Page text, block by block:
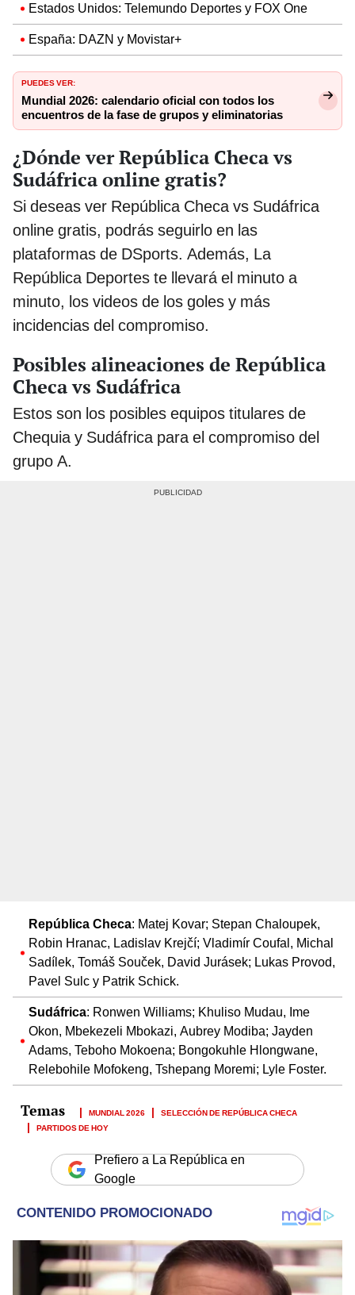
Estados Unidos: Telemundo Deportes y FOX One
España: DAZN y Movistar+
PUEDES VER:
Mundial 2026: calendario oficial con todos los
encuentros de la fase de grupos y eliminatorias
¿Dónde ver República Checa vs
Sudáfrica online gratis?
Si deseas ver República Checa vs Sudáfrica
online gratis, podrás seguirlo en las
plataformas de DSports. Además, La
República Deportes te llevará el minuto a
minuto, los videos de los goles y más
incidencias del compromiso.
Posibles alineaciones de República
Checa vs Sudáfrica
Estos son los posibles equipos titulares de
Chequia y Sudáfrica para el compromiso del
grupo A.
República Checa: Matej Kovar; Stepan Chaloupek,
Robin Hranac, Ladislav Krejčí; Vladimír Coufal, Michal
Sadílek, Tomáš Souček, David Jurásek; Lukas Provod,
Pavel Sulc y Patrik Schick.
Sudáfrica: Ronwen Williams; Khuliso Mudau, Ime
Okon, Mbekezeli Mbokazi, Aubrey Modiba; Jayden
Adams, Teboho Mokoena; Bongokuhle Hlongwane,
Relebohile Mofokeng, Tshepang Moremi; Lyle Foster.
MUNDIAL 2026
SELECCIÓN DE REPÚBLICA CHECA
PARTIDOS DE HOY
Prefiero a La República en
Google